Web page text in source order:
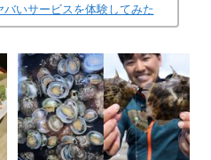
バいサービスを体験してみた